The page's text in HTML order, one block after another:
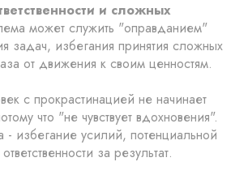
и сложных
может служить "оправданием"
задач, избегания принятия сложных
от движения к своим ценностям.
с прокрастинацией не начинает
что "не чувствует вдохновения".
- избегание усилий, потенциальной
за результат.